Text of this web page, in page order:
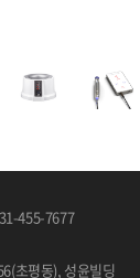
455-7677
초평동), 성윤빌딩